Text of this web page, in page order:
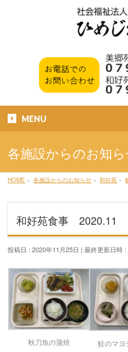
MENU
各施設からのお知
HOME » 各施設からのお知らせ » 和好苑 »
和好苑食事 2020.11
投稿日 : 2020年11月25日 最終更新日時 :
秋刀魚の蒲焼 鮭のマヨ